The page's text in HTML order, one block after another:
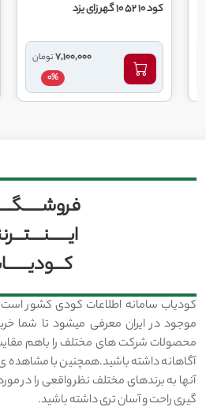
کود 10 52 10 گهر زای یزد
7,100,000تومان
0%
کودیاب سامانه اطلاعات کودی کشور
موجود در ایران معرفی میشود تا شما
محصولات شرکت های مختلف را باهم
آگاهانه داشته باشید.همچنین با مشاهده
آنها به برندهای مختلف نظر واقعی را در
گیری راحت و آسان تری داشته باشید.